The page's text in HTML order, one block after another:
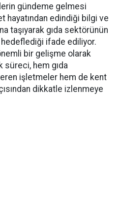
gündeme gelmesi
hayatından edindiği bilgi ve
taşıyarak gıda sektörünün
hedeflediği ifade ediliyor.
bir gelişme olarak
süreci, hem gıda
işletmeler hem de kent
dikkatle izlenmeye